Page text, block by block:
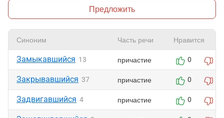
Предложить
Синоним Часть речи Нравится
Замыкавшийся 13 причастие 0
Закрывавшийся 37 причастие 0
Задвигавшийся 4 причастие 0